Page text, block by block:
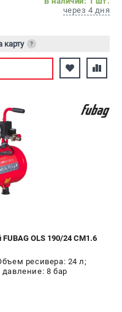
через 4 дня
карту ?
OLS 190/24 CM1.6
ресивера: 24 л;
8 бар